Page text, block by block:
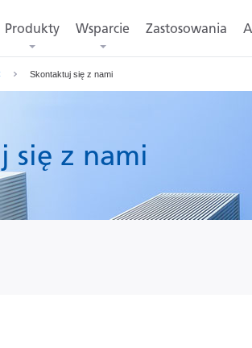
Produkty Wsparcie Zastosowania
Skontaktuj się z nami
się z nami